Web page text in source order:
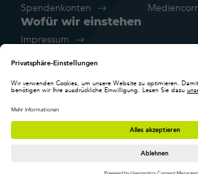
Spendenkonten
Wofür wir einstehen
Impressum
DatenschutzCookie-